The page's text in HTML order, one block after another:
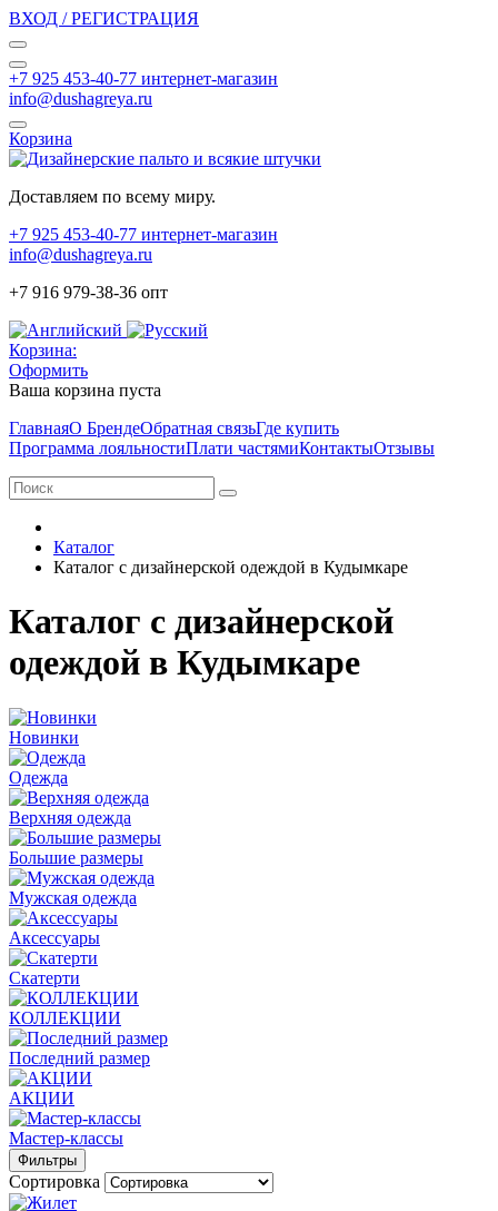
ВХОД / РЕГИСТРАЦИЯ
+7 925 453-40-77 интернет-магазин
info@dushagreya.ru
Корзина
Доставляем по всему миру.
+7 925 453-40-77 интернет-магазин
info@dushagreya.ru
+7 916 979-38-36 опт
Корзина:
Оформить
Ваша корзина пуста
ГлавнаяО БрендеОбратная связьГде купить
Программа лояльностиПлати частямиКонтактыОтзывы
Каталог
Каталог с дизайнерской одеждой в Кудымкаре
Каталог с дизайнерской
одеждой в Кудымкаре
Новинки
Одежда
Верхняя одежда
Большие размеры
Мужская одежда
Аксессуары
Скатерти
КОЛЛЕКЦИИ
Последний размер
АКЦИИ
Мастер-классы
Фильтры
Сортировка